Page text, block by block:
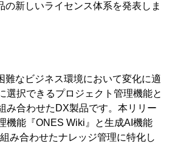
の新しいライセンス体系を発表しま
難なビジネス環境において変化に適
選択できるプロジェクト管理機能と
み合わせたDX製品です。本リリー
機能『ONES Wiki』と生成AI機能
み合わせたナレッジ管理に特化し